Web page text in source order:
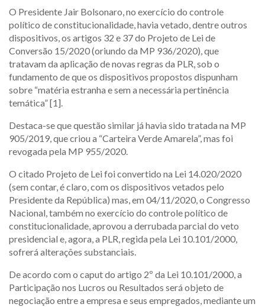
O Presidente Jair Bolsonaro, no exercício do controle
político de constitucionalidade, havia vetado, dentre outros
dispositivos, os artigos 32 e 37 do Projeto de Lei de
Conversão 15/2020 (oriundo da MP 936/2020), que
tratavam da aplicação de novas regras da PLR, sob o
fundamento de que os dispositivos propostos dispunham
sobre “matéria estranha e sem a necessária pertinência
temática” [1].
Destaca-se que questão similar já havia sido tratada na MP
905/2019, que criou a “Carteira Verde Amarela”, mas foi
revogada pela MP 955/2020.
O citado Projeto de Lei foi convertido na Lei 14.020/2020
(sem contar, é claro, com os dispositivos vetados pelo
Presidente da República) mas, em 04/11/2020, o Congresso
Nacional, também no exercício do controle político de
constitucionalidade, aprovou a derrubada parcial do veto
presidencial e, agora, a PLR, regida pela Lei 10.101/2000,
sofrerá alterações substanciais.
De acordo com o caput do artigo 2º da Lei 10.101/2000, a
Participação nos Lucros ou Resultados será objeto de
negociação entre a empresa e seus empregados, mediante um